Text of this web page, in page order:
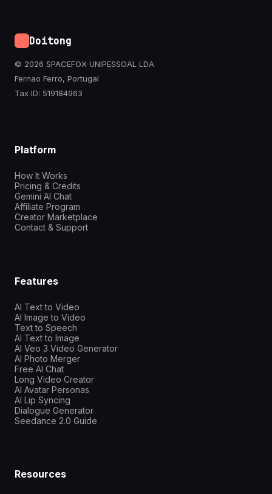
Doitong
© 2026 SPACEFOX UNIPESSOAL LDA
Fernao Ferro, Portugal
Tax ID: 519184963
Platform
How It Works
Pricing & Credits
Gemini AI Chat
Affiliate Program
Creator Marketplace
Contact & Support
Features
AI Text to Video
AI Image to Video
Text to Speech
AI Text to Image
AI Veo 3 Video Generator
AI Photo Merger
Free AI Chat
Long Video Creator
AI Avatar Personas
AI Lip Syncing
Dialogue Generator
Seedance 2.0 Guide
Resources